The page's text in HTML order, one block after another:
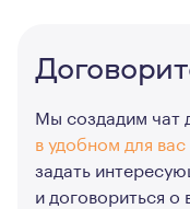
Мы создадим чат
в удобном для
задать
и договориться о